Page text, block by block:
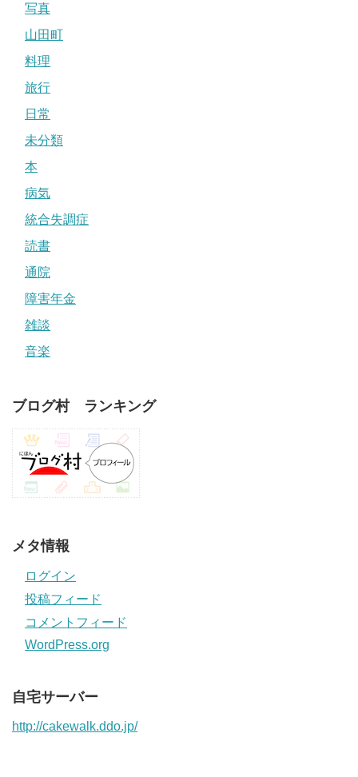
写真
山田町
料理
旅行
日常
未分類
本
病気
統合失調症
読書
通院
障害年金
雑談
音楽
ブログ村 ランキング
メタ情報
ログイン
投稿フィード
コメントフィード
WordPress.org
自宅サーバー
http://cakewalk.ddo.jp/